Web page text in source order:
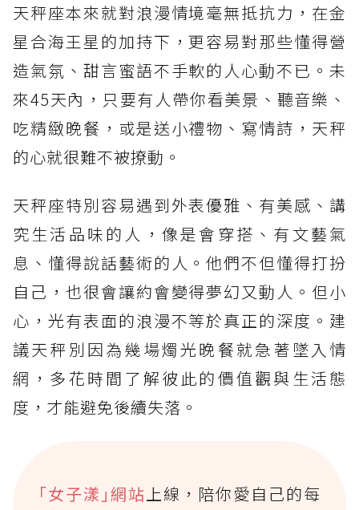
天秤座本來就對浪漫情境毫無抵抗力，在金
星合海王星的加持下，更容易對那些懂得營
造氣氛、甜言蜜語不手軟的人心動不已。未
來45天內，只要有人帶你看美景、聽音樂、
吃精緻晚餐，或是送小禮物、寫情詩，天秤
的心就很難不被撩動。
天秤座特別容易遇到外表優雅、有美感、講
究生活品味的人，像是會穿搭、有文藝氣
息、懂得說話藝術的人。他們不但懂得打扮
自己，也很會讓約會變得夢幻又動人。但小
心，光有表面的浪漫不等於真正的深度。建
議天秤別因為幾場燭光晚餐就急著墜入情
網，多花時間了解彼此的價值觀與生活態
度，才能避免後續失落。
｢女子漾｣網站上線，陪你愛自己的每